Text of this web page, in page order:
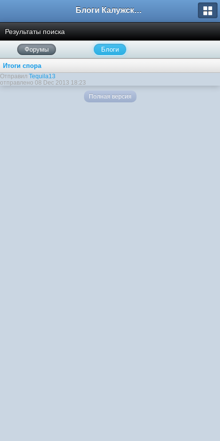
Блоги Калужского перекрестка
Результаты поиска
Форумы Блоги
Итоги спора
Отправил Tequila13
отправлено 08 Dec 2013 18:23
Полная версия